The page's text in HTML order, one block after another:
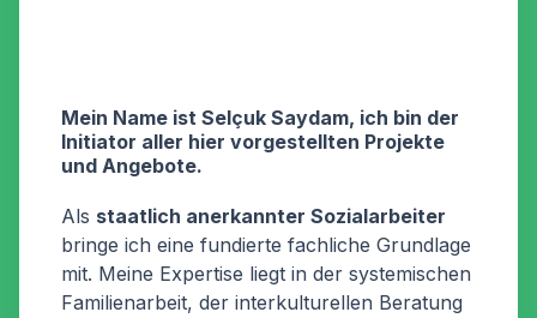
Mein Name ist Selçuk Saydam, ich bin der
Initiator aller hier vorgestellten Projekte
und Angebote.
Als staatlich anerkannter Sozialarbeiter
bringe ich eine fundierte fachliche Grundlage
mit. Meine Expertise liegt in der systemischen
Familienarbeit, der interkulturellen Beratung